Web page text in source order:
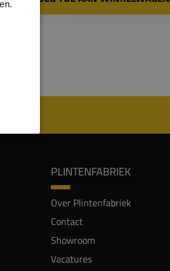
PLINTENFABRIEK
Over Plintenfabriek
Contact
Showroom
Vacatures